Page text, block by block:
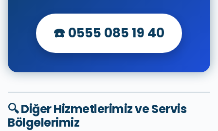
☎️ 0555 085 19 40
🔍 Diğer Hizmetlerimiz ve Servis
Bölgelerimiz